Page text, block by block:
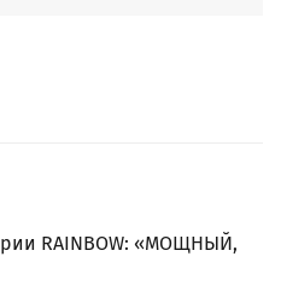
RAINBOW: «МОЩНЫЙ,